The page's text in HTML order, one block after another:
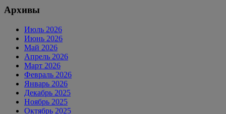
Архивы
Июль 2026
Июнь 2026
Май 2026
Апрель 2026
Март 2026
Февраль 2026
Январь 2026
Декабрь 2025
Ноябрь 2025
Октябрь 2025